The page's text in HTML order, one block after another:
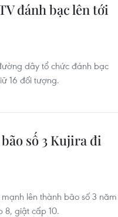
đánh bạc lên tới
dây tổ chức đánh bạc
16 đối tượng.
số 3 Kujira đi
lên thành bão số 3 năm
8, giật cấp 10.